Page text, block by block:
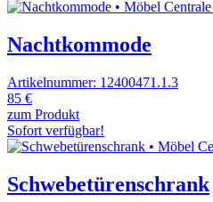
Nachtkommode
Artikelnummer: 12400471.1.3
85 €
zum Produkt
Sofort verfügbar!
Schwebetürenschrank